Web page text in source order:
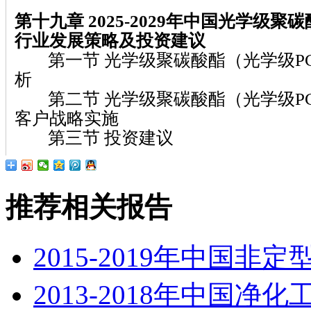
第十九章 2025-2029年中国光学级聚碳
行业发展策略及投资建议
第一节 光学级聚碳酸酯（光学级
析
第二节 光学级聚碳酸酯（光学级
客户战略实施
第三节 投资建议
推荐相关报告
2015-2019年中国非定
2013-2018年中国净化